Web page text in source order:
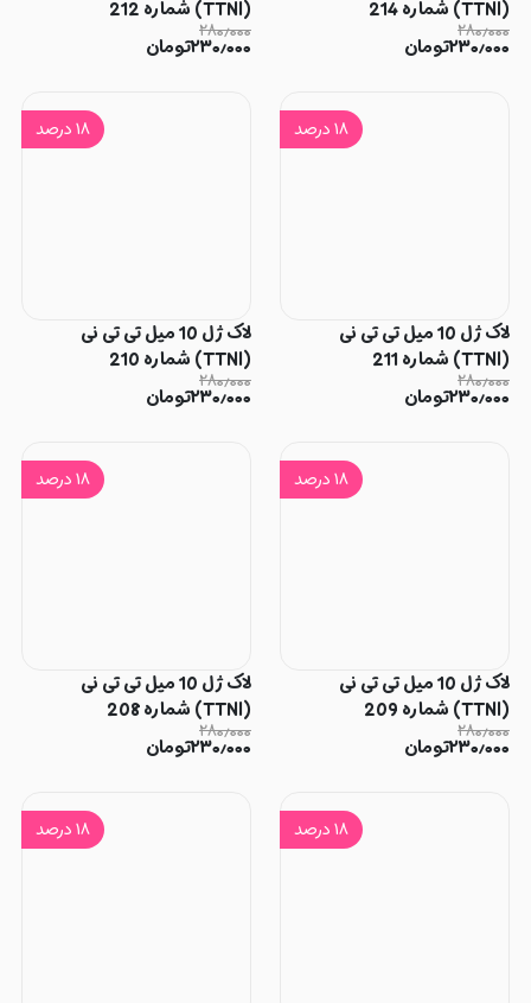
(TTNI) شماره 214
۲۸۰٫۰۰۰
۲۳۰٫۰۰۰تومان
(TTNI) شماره 212
۲۸۰٫۰۰۰
۲۳۰٫۰۰۰تومان
۱۸درصد
لاک ژل 10 میل تی تی نی
(TTNI) شماره 211
۲۸۰٫۰۰۰
۲۳۰٫۰۰۰تومان
۱۸درصد
لاک ژل 10 میل تی تی نی
(TTNI) شماره 210
۲۸۰٫۰۰۰
۲۳۰٫۰۰۰تومان
۱۸درصد
لاک ژل 10 میل تی تی نی
(TTNI) شماره 209
۲۸۰٫۰۰۰
۲۳۰٫۰۰۰تومان
۱۸درصد
لاک ژل 10 میل تی تی نی
(TTNI) شماره 208
۲۸۰٫۰۰۰
۲۳۰٫۰۰۰تومان
۱۸درصد ۱۸درصد